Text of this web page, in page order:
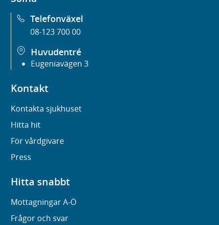
Telefonväxel
08-123 700 00
Huvudentré
Eugeniavägen 3
Kontakt
Kontakta sjukhuset
Hitta hit
För vårdgivare
Press
Hitta snabbt
Mottagningar A-Ö
Frågor och svar